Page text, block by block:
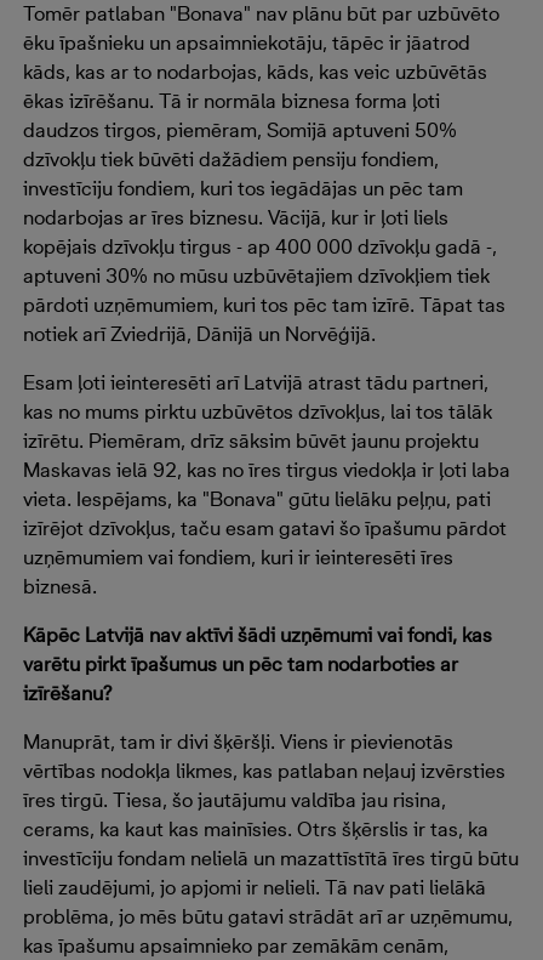
Tomēr patlaban "Bonava" nav plānu būt par uzbūvēto
ēku īpašnieku un apsaimniekotāju, tāpēc ir jāatrod
kāds, kas ar to nodarbojas, kāds, kas veic uzbūvētās
ēkas izīrēšanu. Tā ir normāla biznesa forma ļoti
daudzos tirgos, piemēram, Somijā aptuveni 50%
dzīvokļu tiek būvēti dažādiem pensiju fondiem,
investīciju fondiem, kuri tos iegādājas un pēc tam
nodarbojas ar īres biznesu. Vācijā, kur ir ļoti liels
kopējais dzīvokļu tirgus - ap 400 000 dzīvokļu gadā -,
aptuveni 30% no mūsu uzbūvētajiem dzīvokļiem tiek
pārdoti uzņēmumiem, kuri tos pēc tam izīrē. Tāpat tas
notiek arī Zviedrijā, Dānijā un Norvēģijā.
Esam ļoti ieinteresēti arī Latvijā atrast tādu partneri,
kas no mums pirktu uzbūvētos dzīvokļus, lai tos tālāk
izīrētu. Piemēram, drīz sāksim būvēt jaunu projektu
Maskavas ielā 92, kas no īres tirgus viedokļa ir ļoti laba
vieta. Iespējams, ka "Bonava" gūtu lielāku peļņu, pati
izīrējot dzīvokļus, taču esam gatavi šo īpašumu pārdot
uzņēmumiem vai fondiem, kuri ir ieinteresēti īres
biznesā.
Kāpēc Latvijā nav aktīvi šādi uzņēmumi vai fondi, kas
varētu pirkt īpašumus un pēc tam nodarboties ar
izīrēšanu?
Manuprāt, tam ir divi šķēršļi. Viens ir pievienotās
vērtības nodokļa likmes, kas patlaban neļauj izvērsties
īres tirgū. Tiesa, šo jautājumu valdība jau risina,
cerams, ka kaut kas mainīsies. Otrs šķērslis ir tas, ka
investīciju fondam nelielā un mazattīstītā īres tirgū būtu
lieli zaudējumi, jo apjomi ir nelieli. Tā nav pati lielākā
problēma, jo mēs būtu gatavi strādāt arī ar uzņēmumu,
kas īpašumu apsaimnieko par zemākām cenām,